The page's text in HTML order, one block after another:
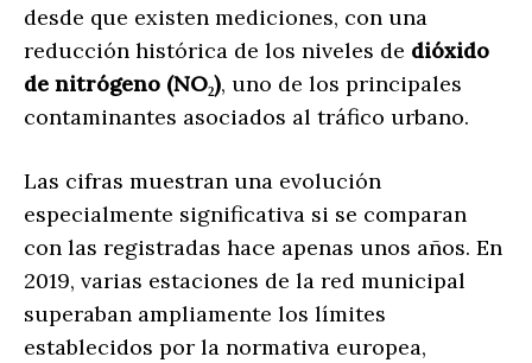
desde que existen mediciones, con una
reducción histórica de los niveles de dióxido
de nitrógeno (NO₂), uno de los principales
contaminantes asociados al tráfico urbano.
Las cifras muestran una evolución
especialmente significativa si se comparan
con las registradas hace apenas unos años. En
2019, varias estaciones de la red municipal
superaban ampliamente los límites
establecidos por la normativa europea,